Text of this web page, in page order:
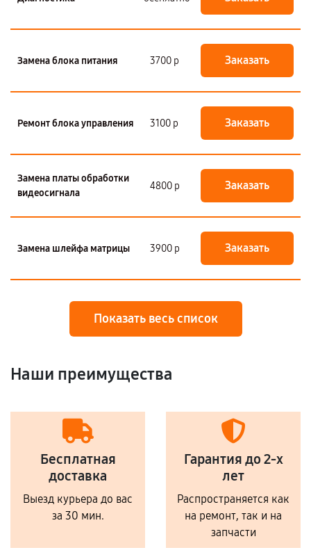
Замена блока питания 3700 р Заказать
Ремонт блока управления 3100 р Заказать
Замена платы обработки
видеосигнала
4800 р Заказать
Замена шлейфа матрицы 3900 р Заказать
Показать весь список
Наши преимущества
Бесплатная
доставка
Выезд курьера до вас
за 30 мин.
Гарантия до 2-х
лет
Распространяется как
на ремонт, так и на
запчасти